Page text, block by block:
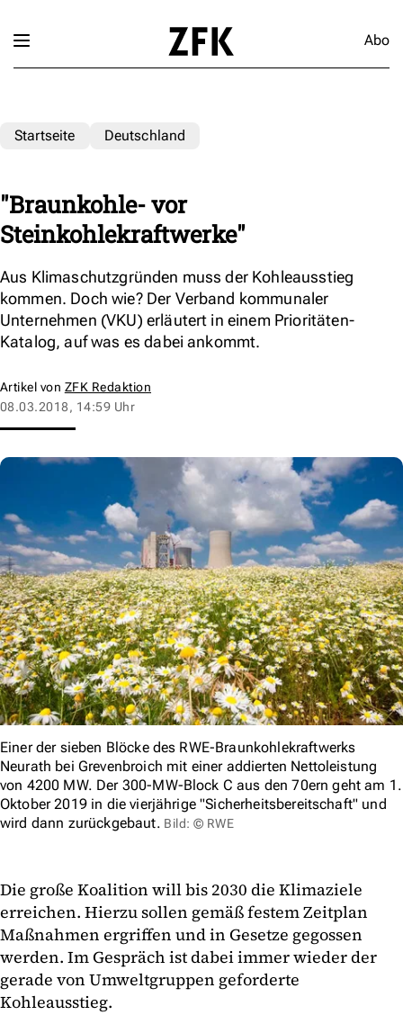
Abo
Startseite Deutschland
"Braunkohle- vor
Steinkohlekraftwerke"
Aus Klimaschutzgründen muss der Kohleausstieg
kommen. Doch wie? Der Verband kommunaler
Unternehmen (VKU) erläutert in einem Prioritäten-
Katalog, auf was es dabei ankommt.
Artikel von ZFK Redaktion
08.03.2018, 14:59 Uhr
Einer der sieben Blöcke des RWE-Braunkohlekraftwerks
Neurath bei Grevenbroich mit einer addierten Nettoleistung
von 4200 MW. Der 300-MW-Block C aus den 70ern geht am 1.
Oktober 2019 in die vierjährige "Sicherheitsbereitschaft" und
wird dann zurückgebaut. Bild: © RWE
Die große Koalition will bis 2030 die Klimaziele
erreichen. Hierzu sollen gemäß festem Zeitplan
Maßnahmen ergriffen und in Gesetze gegossen
werden. Im Gespräch ist dabei immer wieder der
gerade von Umweltgruppen geforderte
Kohleausstieg.